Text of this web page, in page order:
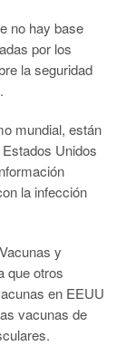
no hay base
por los
la seguridad
mundial, están
Unidos
la infección
y
que otros
en EEUU
vacunas de